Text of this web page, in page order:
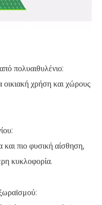
πολυαιθυλένιο:
χρήση και χώρους
και πιο φυσική αίσθηση,
κυκλοφορία.